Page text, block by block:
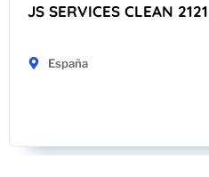
JS SERVICES CLEAN
España